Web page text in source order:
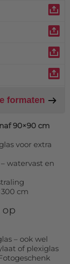
formaten
90×90 cm
voor extra
watervast en
cm
op
– ook wel
of plexiglas